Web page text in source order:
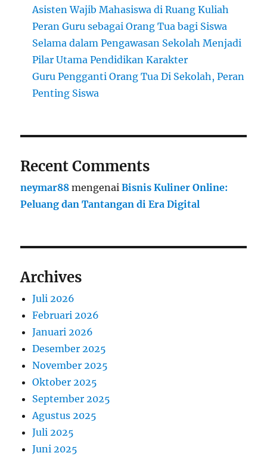
Asisten Wajib Mahasiswa di Ruang Kuliah
Peran Guru sebagai Orang Tua bagi Siswa
Selama dalam Pengawasan Sekolah Menjadi
Pilar Utama Pendidikan Karakter
Guru Pengganti Orang Tua Di Sekolah, Peran
Penting Siswa
Recent Comments
neymar88 mengenaiBisnis Kuliner Online:
Peluang dan Tantangan di Era Digital
Archives
Juli 2026
Februari 2026
Januari 2026
Desember 2025
November 2025
Oktober 2025
September 2025
Agustus 2025
Juli 2025
Juni 2025